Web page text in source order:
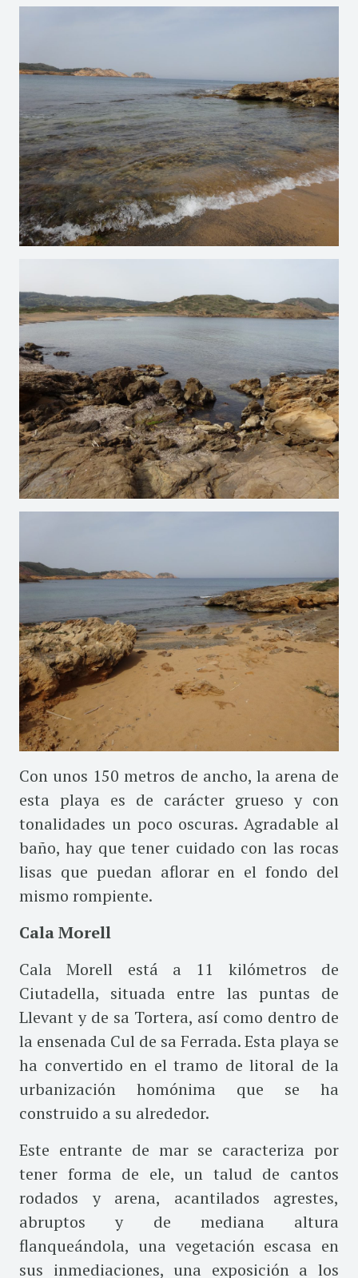
Con unos 150 metros de ancho, la arena de
esta playa es de carácter grueso y con
tonalidades un poco oscuras. Agradable al
baño, hay que tener cuidado con las rocas
lisas que puedan aflorar en el fondo del
mismo rompiente.
Cala Morell
Cala Morell está a 11 kilómetros de
Ciutadella, situada entre las puntas de
Llevant y de sa Tortera, así como dentro de
la ensenada Cul de sa Ferrada. Esta playa se
ha convertido en el tramo de litoral de la
urbanización homónima que se ha
construido a su alrededor.
Este entrante de mar se caracteriza por
tener forma de ele, un talud de cantos
rodados y arena, acantilados agrestes,
abruptos y de mediana altura
flanqueándola, una vegetación escasa en
sus inmediaciones, una exposición a los